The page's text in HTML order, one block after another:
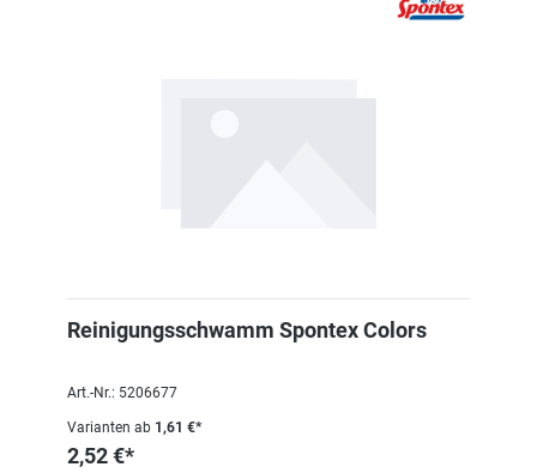
Reinigungsschwamm Spontex Colors
Art.-Nr.: 5206677
Varianten ab 1,61 €*
2,52 €*